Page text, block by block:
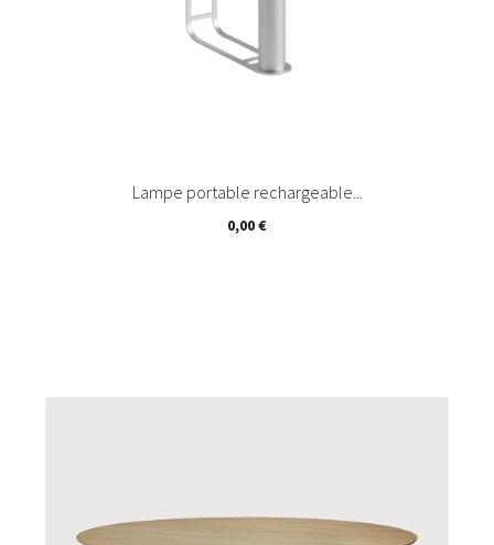
Lampe portable rechargeable...
Prix
0,00 €